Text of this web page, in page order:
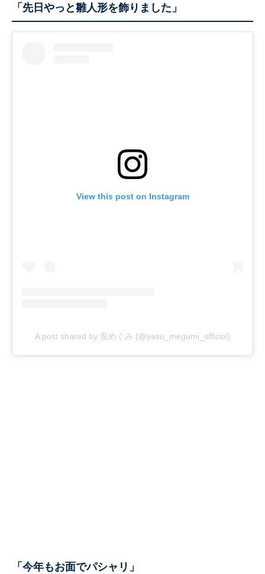
「先日やっと雛人形を飾りました」
View this post on Instagram
A post shared by 安めぐみ (@yasu_megumi_official)
「今年もお面でパシャリ」